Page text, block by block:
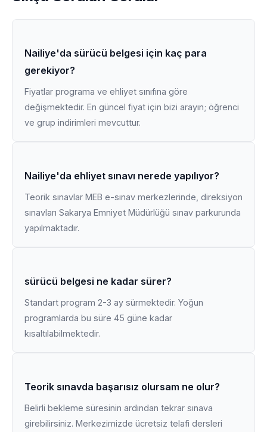
Nailiye'da sürücü belgesi için kaç para
gerekiyor?
Fiyatlar programa ve ehliyet sınıfına göre
değişmektedir. En güncel fiyat için bizi arayın; öğrenci
ve grup indirimleri mevcuttur.
Nailiye'da ehliyet sınavı nerede yapılıyor?
Teorik sınavlar MEB e-sınav merkezlerinde, direksiyon
sınavları Sakarya Emniyet Müdürlüğü sınav parkurunda
yapılmaktadır.
sürücü belgesi ne kadar sürer?
Standart program 2-3 ay sürmektedir. Yoğun
programlarda bu süre 45 güne kadar
kısaltılabilmektedir.
Teorik sınavda başarısız olursam ne olur?
Belirli bekleme süresinin ardından tekrar sınava
girebilirsiniz. Merkezimizde ücretsiz telafi dersleri